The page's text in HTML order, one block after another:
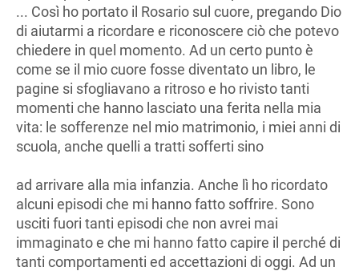
... Così ho portato il Rosario sul cuore, pregando Dio
di aiutarmi a ricordare e riconoscere ciò che potevo
chiedere in quel momento. Ad un certo punto è
come se il mio cuore fosse diventato un libro, le
pagine si sfogliavano a ritroso e ho rivisto tanti
momenti che hanno lasciato una ferita nella mia
vita: le sofferenze nel mio matrimonio, i miei anni di
scuola, anche quelli a tratti sofferti sino
ad arrivare alla mia infanzia. Anche lì ho ricordato
alcuni episodi che mi hanno fatto soffrire. Sono
usciti fuori tanti episodi che non avrei mai
immaginato e che mi hanno fatto capire il perché di
tanti comportamenti ed accettazioni di oggi. Ad un